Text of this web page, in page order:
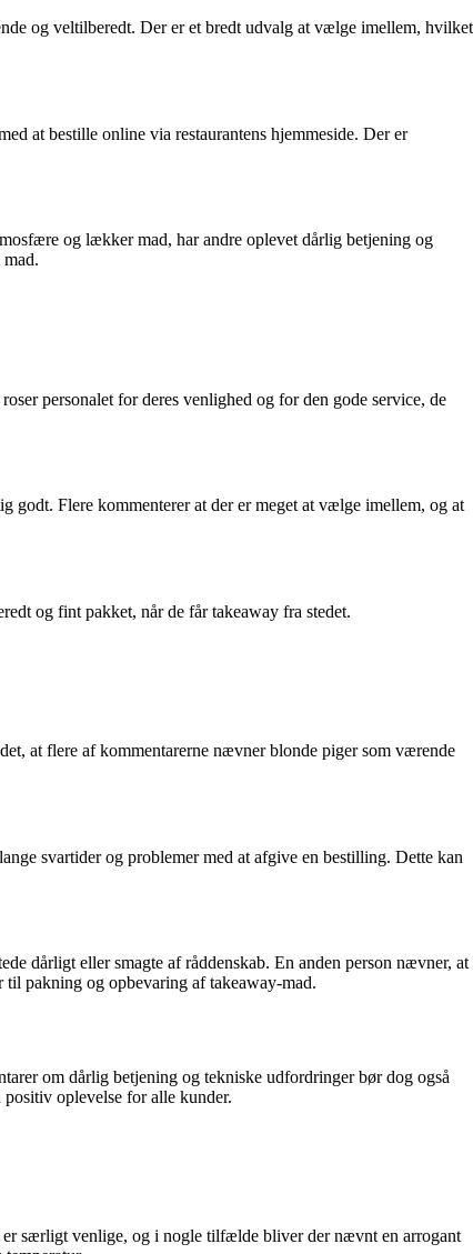
og veltilberedt. Der er et bredt udvalg at vælge imellem, hvilket
at bestille online via restaurantens hjemmeside. Der er
og lækker mad, har andre oplevet dårlig betjening og
personalet for deres venlighed og for den gode service, de
godt. Flere kommenterer at der er meget at vælge imellem, og at
og fint pakket, når de får takeaway fra stedet.
at flere af kommentarerne nævner blonde piger som værende
svartider og problemer med at afgive en bestilling. Dette kan
dårligt eller smagte af råddenskab. En anden person nævner, at
pakning og opbevaring af takeaway-mad.
om dårlig betjening og tekniske udfordringer bør dog også
oplevelse for alle kunder.
er særligt venlige, og i nogle tilfælde bliver der nævnt en arrogant